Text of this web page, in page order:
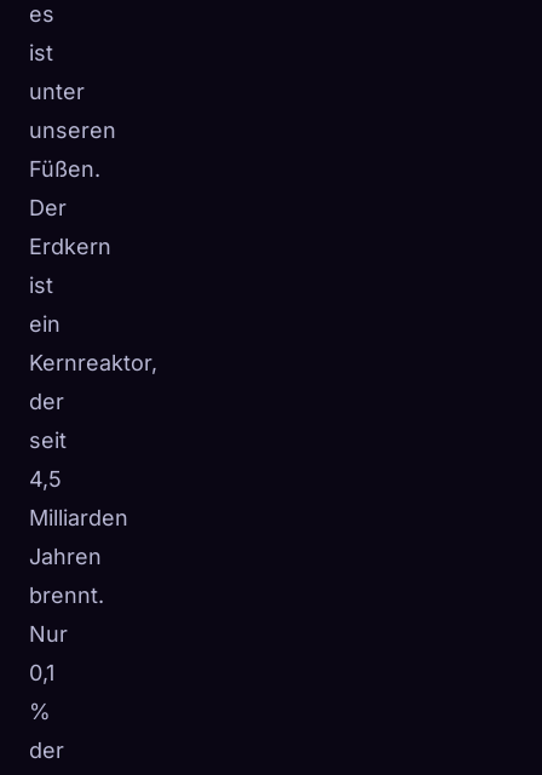
es
ist
unter
unseren
Füßen.
Der
Erdkern
ist
ein
Kernreaktor,
der
seit
4,5
Milliarden
Jahren
brennt.
Nur
0,1
%
der